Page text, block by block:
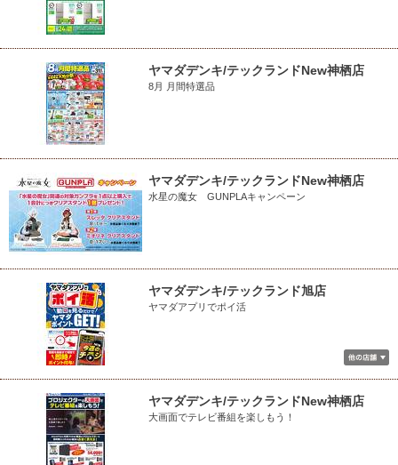
ヤマダデンキ/テックランドNew神栖店
8月 月間特選品
ヤマダデンキ/テックランドNew神栖店
水星の魔女 GUNPLAキャンペーン
ヤマダデンキ/テックランド旭店
ヤマダアプリでポイ活
ヤマダデンキ/テックランドNew神栖店
大画面でテレビ番組を楽しもう！